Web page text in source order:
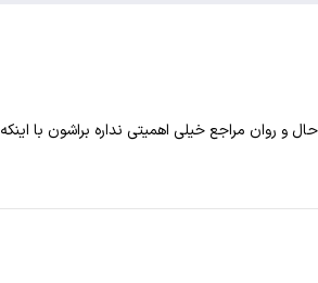
روان مراجع خیلی اهمیتی نداره براشون با اینکه